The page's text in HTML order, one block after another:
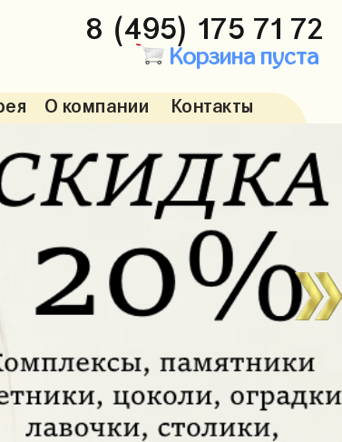
8 (495) 175 71 72
Корзина пуста
О компании Контакты